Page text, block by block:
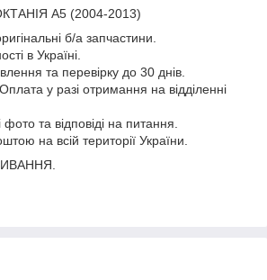
A5 (2004-2013)
б/а запчастини.
в Україні.
та перевірку до 30 днів.
у разі отримання на відділенні
та відповіді на питання.
на всій території України.